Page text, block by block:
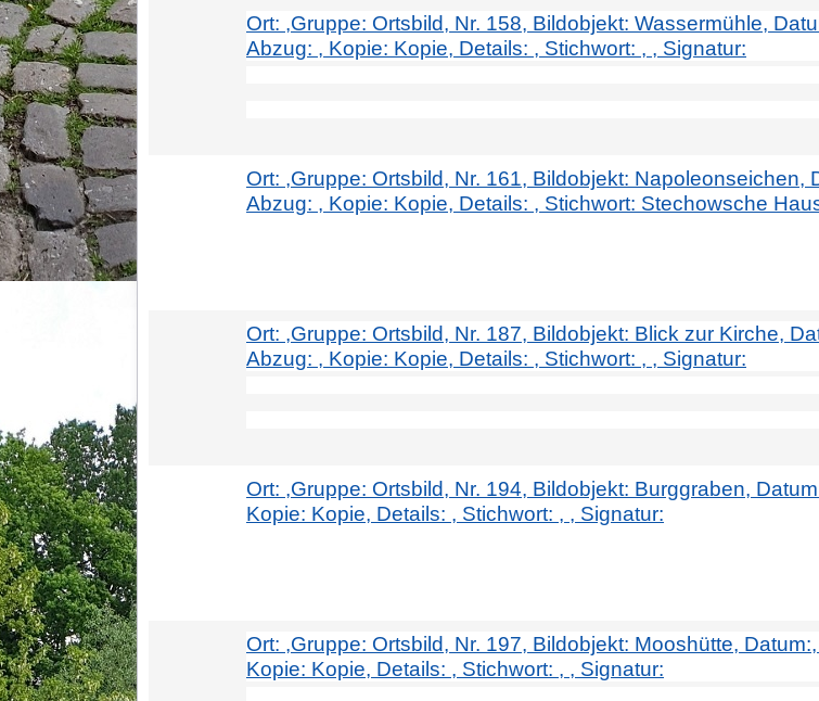
Ort: ,Gruppe: Ortsbild, Nr. 158, Bildobjekt: Wassermühle,
Abzug: , Kopie: Kopie, Details: , Stichwort: , , Signatur:
Ort: ,Gruppe: Ortsbild, Nr. 161, Bildobjekt:
Abzug: , Kopie: Kopie, Details: , Stichwort: Stechowsche
Ort: ,Gruppe: Ortsbild, Nr. 187, Bildobjekt: Blick zur Kirche,
Abzug: , Kopie: Kopie, Details: , Stichwort: , , Signatur:
Ort: ,Gruppe: Ortsbild, Nr. 194, Bildobjekt: Burggraben,
Kopie: Kopie, Details: , Stichwort: , , Signatur:
Ort: ,Gruppe: Ortsbild, Nr. 197, Bildobjekt: Mooshütte,
Kopie: Kopie, Details: , Stichwort: , , Signatur: